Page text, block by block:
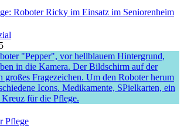
Roboter Ricky im Einsatz im Seniorenheim
Pflege